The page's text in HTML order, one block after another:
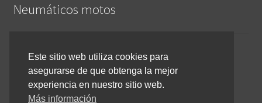
Neumáticos motos
Inicio
Cómo comprar online
Devoluciones y reembolsos
Este sitio web utiliza cookies para
asegurarse de que obtenga la mejor
experiencia en nuestro sitio web.
Más información